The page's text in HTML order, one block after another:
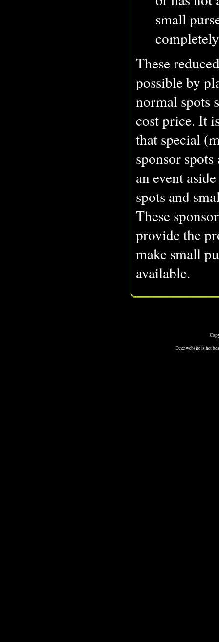
small
These
possible by
normal spots
cost price. It
that special
sponsor
an event
spots and
These
provide the
make small
available.
Deze website is het